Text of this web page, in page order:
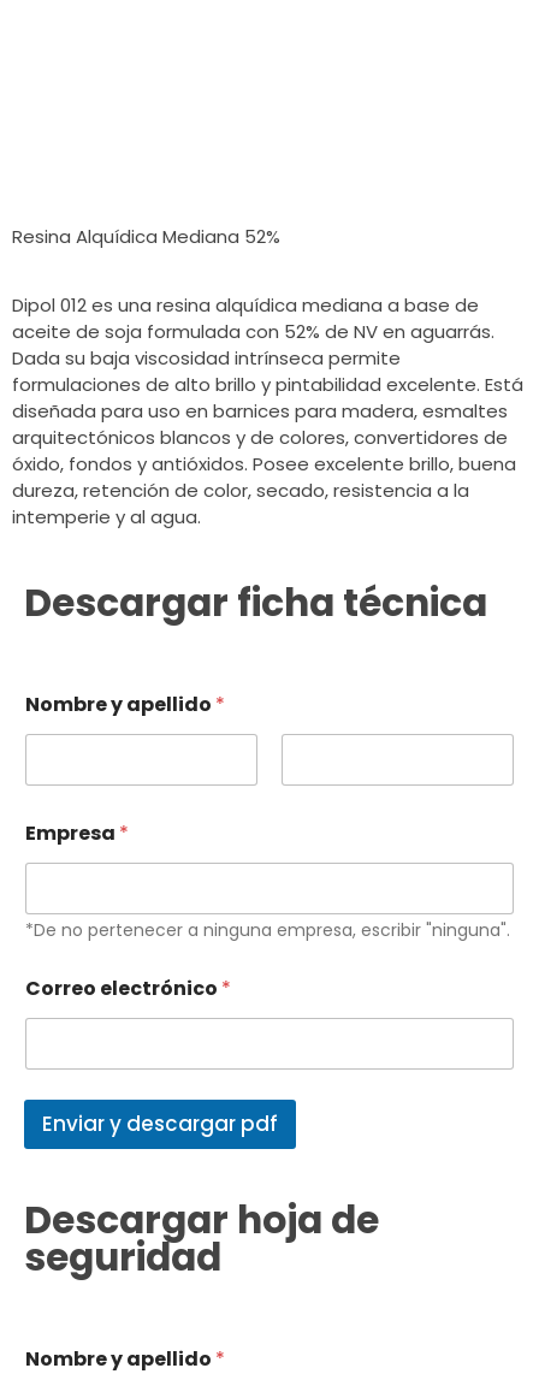
Resina Alquídica Mediana 52%
Dipol 012 es una resina alquídica mediana a base de
aceite de soja formulada con 52% de NV en aguarrás.
Dada su baja viscosidad intrínseca permite
formulaciones de alto brillo y pintabilidad excelente. Está
diseñada para uso en barnices para madera, esmaltes
arquitectónicos blancos y de colores, convertidores de
óxido, fondos y antióxidos. Posee excelente brillo, buena
dureza, retención de color, secado, resistencia a la
intemperie y al agua.
Descargar ficha técnica
Nombre y apellido *
Primero Último
Empresa *
*De no pertenecer a ninguna empresa, escribir "ninguna".
Correo electrónico *
Enviar y descargar pdf
Descargar hoja de
seguridad
Nombre y apellido *